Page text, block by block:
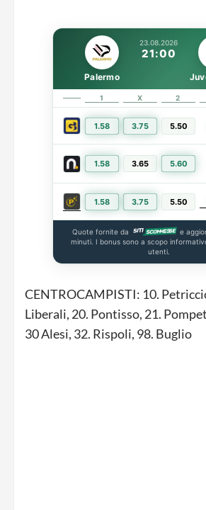
23.08.2026
21:00
Palermo
1 X 2
1.58 3.75 5.50
1.58 3.65 5.60
1.58 3.75 5.50
Quote fornite da
e
minuti. I bonus sono a scopo
utenti.
CENTROCAMPISTI: 10.
Liberali, 20. Pontisso, 21.
30 Alesi, 32. Rispoli, 98. Buglio